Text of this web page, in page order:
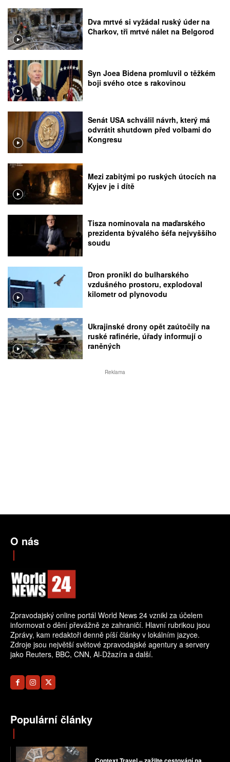
Dva mrtvé si vyžádal ruský úder na
Charkov, tři mrtvé nálet na Belgorod
Syn Joea Bidena promluvil o těžkém
boji svého otce s rakovinou
Senát USA schválil návrh, který má
odvrátit shutdown před volbami do
Kongresu
Mezi zabitými po ruských útocích na
Kyjev je i dítě
Tisza nominovala na maďarského
prezidenta bývalého šéfa nejvyššího
soudu
Dron pronikl do bulharského
vzdušného prostoru, explodoval
kilometr od plynovodu
Ukrajinské drony opět zaútočily na
ruské rafinérie, úřady informují o
raněných
Reklama
O nás
Zpravodajský online portál World News 24 vznikl za účelem
informovat o dění převážně ze zahraničí. Hlavní rubrikou jsou
Zprávy, kam redaktoři denně píší články v lokálním jazyce.
Zdroje jsou největší světové zpravodajské agentury a servery
jako Reuters, BBC, CNN, Al-Džazíra a další.
Populární články